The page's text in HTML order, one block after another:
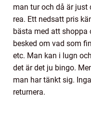
man tur och då är just
rea. Ett nedsatt pris
bästa med att shoppa
besked om vad som
etc. Man kan i lugn
det är det ju bingo.
man har tänkt sig.
returnera.